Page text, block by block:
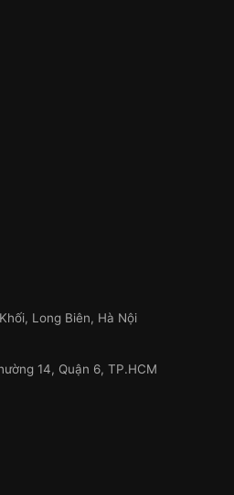
Long Biên, Hà Nội
14, Quận 6, TP.HCM